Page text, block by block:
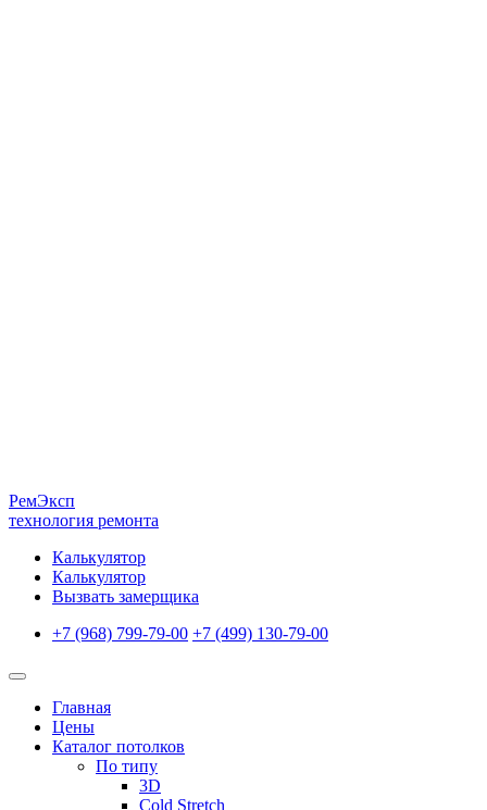
РемЭксп
технология ремонта
Калькулятор
Калькулятор
Вызвать замерщика
+7 (968) 799-79-00 +7 (499) 130-79-00
Главная
Цены
Каталог потолков
По типу
3D
Cold Stretch